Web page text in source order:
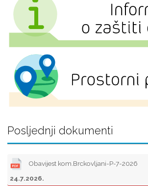
Posljednji dokumenti
Obavijest kom.Brckovljani-P-7-2026
24.7.2026.